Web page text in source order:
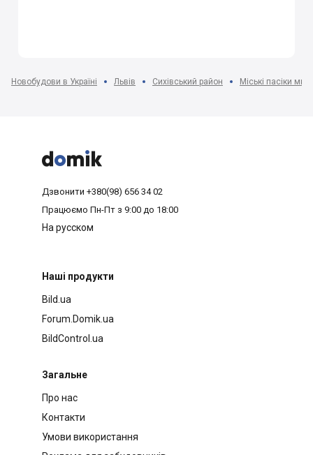
Новобудови в Україні Львів Сихівський район Міські пасіки мкр-



Дзвонити +380(98) 656 34 02
Працюємо Пн-Пт з 9:00 до 18:00
На русском
Наші продукти
Bild.ua
Forum.Domik.ua
BildControl.ua
Загальне
Про нас
Контакти
Умови використання